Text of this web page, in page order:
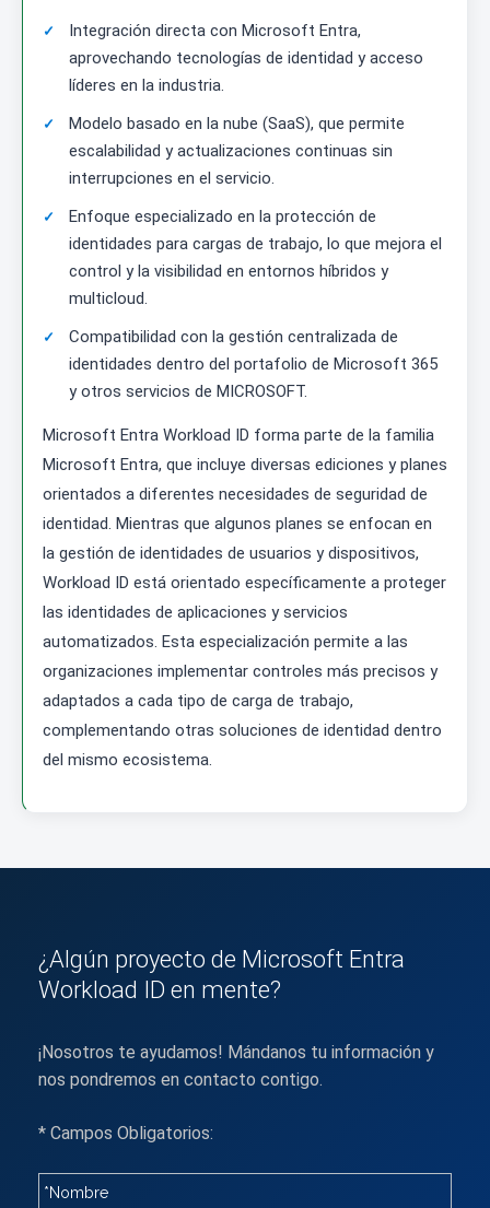
Integración directa con Microsoft Entra,
aprovechando tecnologías de identidad y acceso
líderes en la industria.
Modelo basado en la nube (SaaS), que permite
escalabilidad y actualizaciones continuas sin
interrupciones en el servicio.
Enfoque especializado en la protección de
identidades para cargas de trabajo, lo que mejora el
control y la visibilidad en entornos híbridos y
multicloud.
Compatibilidad con la gestión centralizada de
identidades dentro del portafolio de Microsoft 365
y otros servicios de MICROSOFT.
Microsoft Entra Workload ID forma parte de la familia
Microsoft Entra, que incluye diversas ediciones y planes
orientados a diferentes necesidades de seguridad de
identidad. Mientras que algunos planes se enfocan en
la gestión de identidades de usuarios y dispositivos,
Workload ID está orientado específicamente a proteger
las identidades de aplicaciones y servicios
automatizados. Esta especialización permite a las
organizaciones implementar controles más precisos y
adaptados a cada tipo de carga de trabajo,
complementando otras soluciones de identidad dentro
del mismo ecosistema.
¿Algún proyecto de Microsoft Entra
Workload ID en mente?
¡Nosotros te ayudamos! Mándanos tu información y
nos pondremos en contacto contigo.
* Campos Obligatorios: